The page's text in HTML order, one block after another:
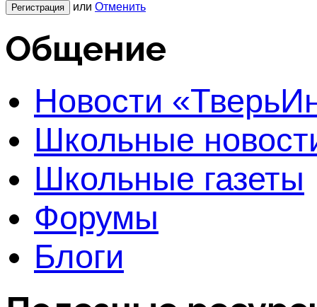
Регистрация или Отменить
Общение
Новости
Школьные
Школьные газеты
Форумы
Блоги